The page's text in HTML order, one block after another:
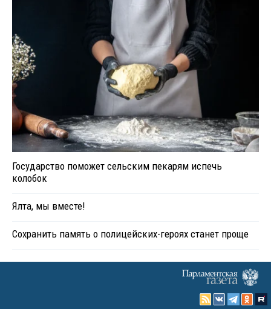
Государство поможет сельским пекарям испечь
колобок
Ялта, мы вместе!
Сохранить память о полицейских-героях станет проще